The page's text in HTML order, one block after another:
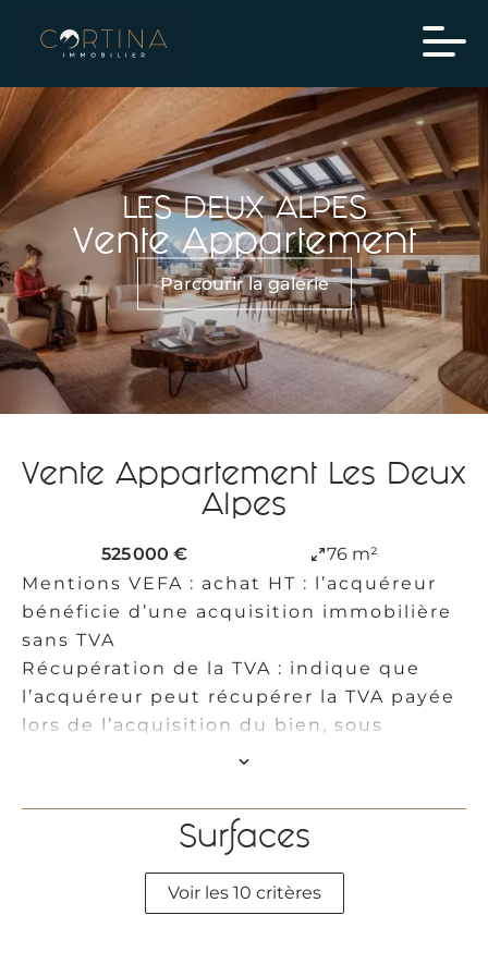
LES DEUX ALPES
Vente Appartement
Parcourir la galerie
Vente Appartement Les Deux
Alpes
525 000 €
76 m²
Mentions VEFA : achat HT : l’acquéreur
bénéficie d’une acquisition immobilière
sans TVA
Récupération de la TVA : indique que
l’acquéreur peut récupérer la TVA payée
lors de l’acquisition du bien, sous
réserve de respecter les conditions
précise l’estimation des revenus locatifs
potentiels du bien au regard de son prix
Surfaces
Voir les 10 critères